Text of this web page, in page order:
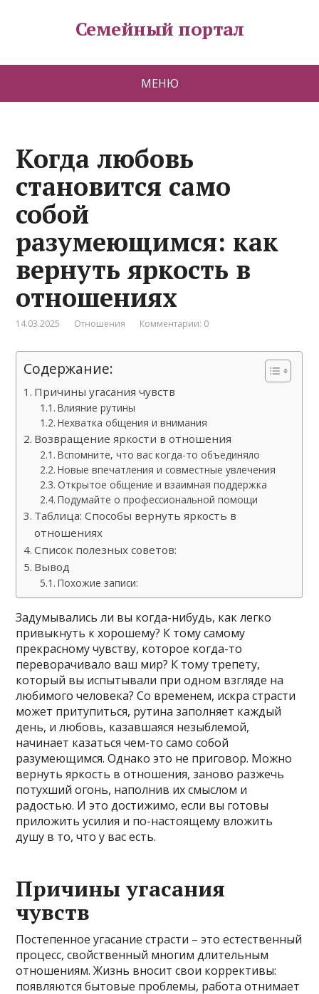
Семейный портал
МЕНЮ
Когда любовь
становится само
собой
разумеющимся: как
вернуть яркость в
отношениях
14.03.2025 Отношения Комментарии: 0
Содержание:
Причины угасания чувств
Влияние рутины
Нехватка общения и внимания
Возвращение яркости в отношения
Вспомните, что вас когда-то объединяло
Новые впечатления и совместные увлечения
Открытое общение и взаимная поддержка
Подумайте о профессиональной помощи
Таблица: Способы вернуть яркость в
отношениях
Список полезных советов:
Вывод
Похожие записи:
Задумывались ли вы когда-нибудь, как легко
привыкнуть к хорошему? К тому самому
прекрасному чувству, которое когда-то
переворачивало ваш мир? К тому трепету,
который вы испытывали при одном взгляде на
любимого человека? Со временем, искра страсти
может притупиться, рутина заполняет каждый
день, и любовь, казавшаяся незыблемой,
начинает казаться чем-то само собой
разумеющимся. Однако это не приговор. Можно
вернуть яркость в отношения, заново разжечь
потухший огонь, наполнив их смыслом и
радостью. И это достижимо, если вы готовы
приложить усилия и по-настоящему вложить
душу в то, что у вас есть.
Причины угасания
чувств
Постепенное угасание страсти – это естественный
процесс, свойственный многим длительным
отношениям. Жизнь вносит свои коррективы:
появляются бытовые проблемы, работа отнимает